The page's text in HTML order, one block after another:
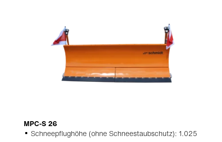
MPC-S 26
Schneepflughöhe (ohne Schneestaubschutz): 1.025